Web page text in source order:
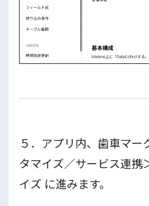
５．アプリ内、歯車マー
タマイズ／サービス連
イズ に進みます。